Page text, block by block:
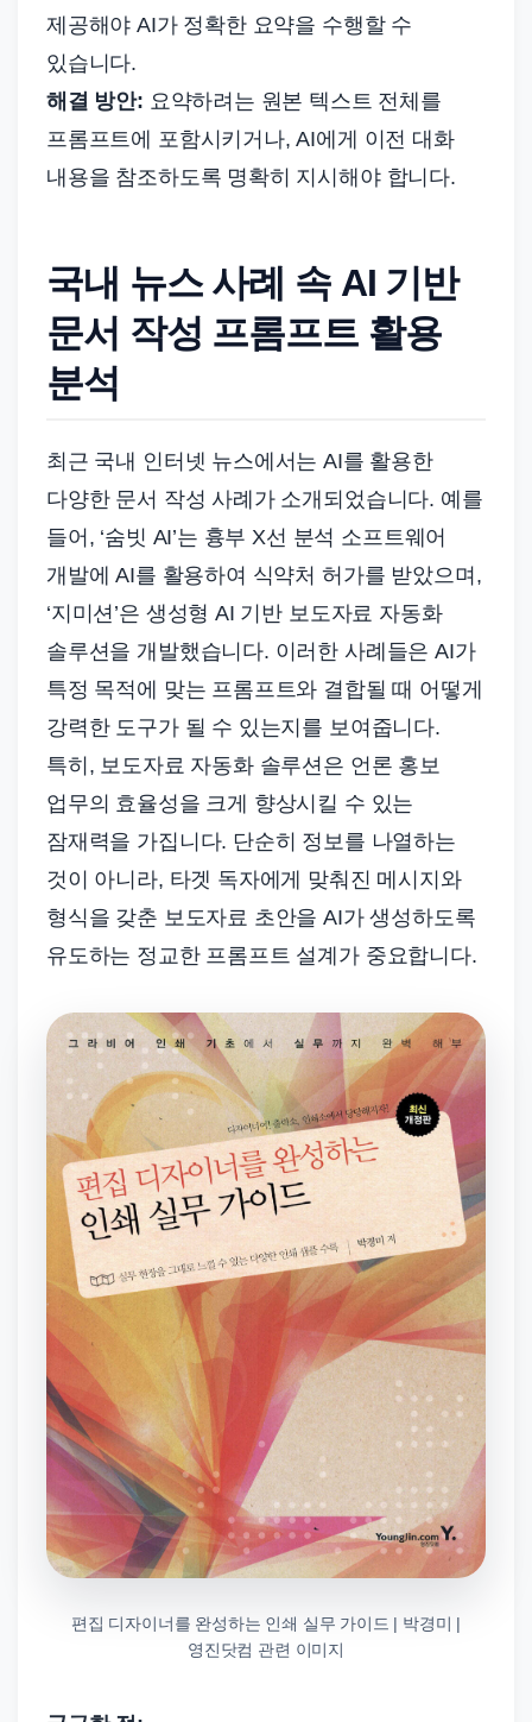
제공해야 AI가 정확한 요약을 수행할 수
있습니다.
해결 방안: 요약하려는 원본 텍스트 전체를
프롬프트에 포함시키거나, AI에게 이전 대화
내용을 참조하도록 명확히 지시해야 합니다.
국내 뉴스 사례 속 AI 기반
문서 작성 프롬프트 활용
분석
최근 국내 인터넷 뉴스에서는 AI를 활용한
다양한 문서 작성 사례가 소개되었습니다. 예를
들어, ‘숨빗 AI’는 흉부 X선 분석 소프트웨어
개발에 AI를 활용하여 식약처 허가를 받았으며,
‘지미션’은 생성형 AI 기반 보도자료 자동화
솔루션을 개발했습니다. 이러한 사례들은 AI가
특정 목적에 맞는 프롬프트와 결합될 때 어떻게
강력한 도구가 될 수 있는지를 보여줍니다.
특히, 보도자료 자동화 솔루션은 언론 홍보
업무의 효율성을 크게 향상시킬 수 있는
잠재력을 가집니다. 단순히 정보를 나열하는
것이 아니라, 타겟 독자에게 맞춰진 메시지와
형식을 갖춘 보도자료 초안을 AI가 생성하도록
유도하는 정교한 프롬프트 설계가 중요합니다.
편집 디자이너를 완성하는 인쇄 실무 가이드 | 박경미 |
영진닷컴 관련 이미지